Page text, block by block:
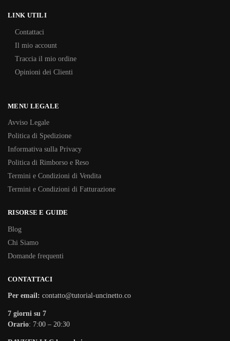
LINK UTILI
Contattaci
Il mio account
Traccia il mio ordine
Opinioni dei Clienti
MENU LEGALE
Avviso Legale
Politica di Spedizione
Informativa sulla Privacy
Politica di Rimborso e Reso
Termini e Condizioni di Vendita
Termini e Condizioni di Fatturazione
RISORSE E GUIDE
Blog
Chi Siamo
Domande frequenti
CONTATTACI
Per email: contatto@tutorial-uncinetto.co
7 giorni su 7
Orario: 7:00 – 20:30